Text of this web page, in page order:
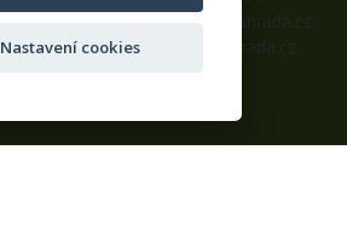
Web:www.ama-zahrada.cz
Nastavení cookies